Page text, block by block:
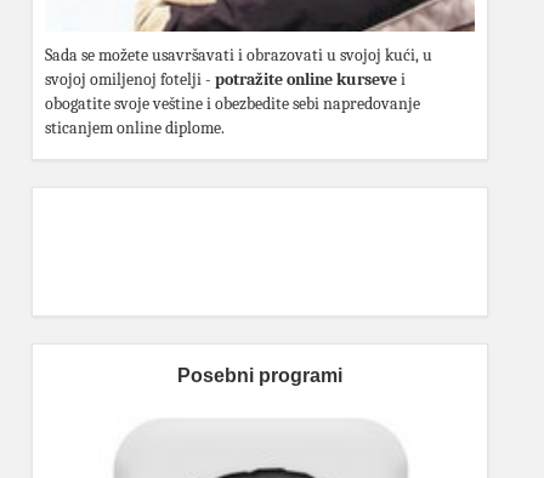
Sada se možete usavršavati i obrazovati u svojoj kući, u
svojoj omiljenoj fotelji - potražite online kursevei
obogatite svoje veštine i obezbedite sebi napredovanje
sticanjem online diplome.
Posebni programi